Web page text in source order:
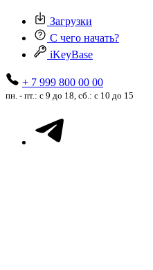
Загрузки
С чего начать?
iKeyBase
+ 7 999 800 00 00
пн. - пт.: с 9 до 18, сб.: с 10 до 15